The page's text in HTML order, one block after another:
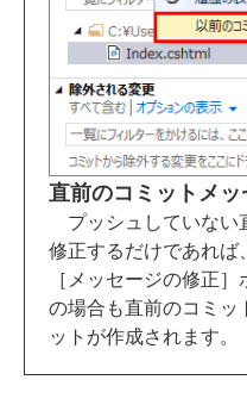
直前のコミットメ
プッシュしていない
修正するだけであれば
［メッセージの修正
の場合も直前のコミッ
ットが作成されます。